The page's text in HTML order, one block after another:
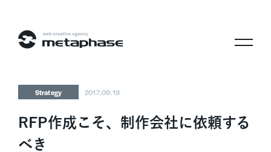
株式会社メタフェイズ
Strategy 2017.09.19
RFP作成こそ、制作会社に依頼する
べき